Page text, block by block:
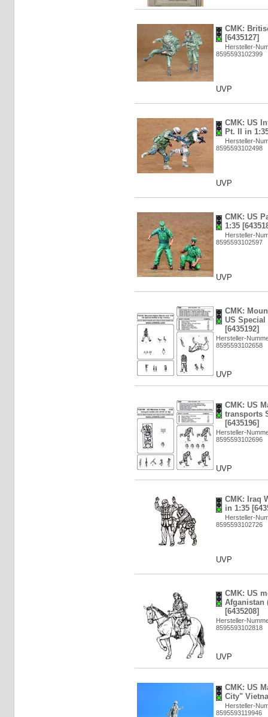
CMK:
[6435127]
Hersteller-
8595593102399
UVP
CMK: US
Pt. II in
Hersteller-
8595593102498
UVP
CMK: US
1:35
Hersteller-
8595593102597
UVP
CMK:
US
[6435192]
Hersteller-
8595593102658
UVP
CMK: US
transports
[6435196]
Hersteller-
8595593102696
UVP
CMK: Iraq
in 1:35
Hersteller-
8595593102726
UVP
CMK: US
Afganistan
[6435208]
Hersteller-
8595593102818
UVP
CMK: US
City"
Hersteller-
8595593119946